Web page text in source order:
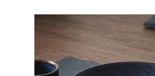
価
格